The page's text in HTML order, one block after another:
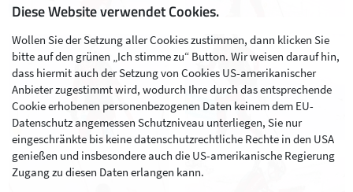
Diese Website verwendet Cookies.
Wollen Sie der Setzung aller Cookies zustimmen, dann klicken Sie
bitte auf den grünen „Ich stimme zu“ Button. Wir weisen darauf hin,
dass hiermit auch der Setzung von Cookies US-amerikanischer
Anbieter zugestimmt wird, wodurch Ihre durch das entsprechende
Cookie erhobenen personenbezogenen Daten keinem dem EU-
Datenschutz angemessen Schutzniveau unterliegen, Sie nur
eingeschränkte bis keine datenschutzrechtliche Rechte in den USA
genießen und insbesondere auch die US-amerikanische Regierung
Zugang zu diesen Daten erlangen kann.